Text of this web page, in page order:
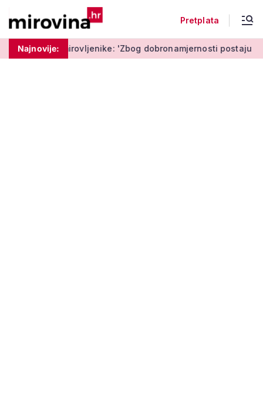
Pretplata
Najnovije:'Zbog dobronamjernosti postaju meta prijevare'